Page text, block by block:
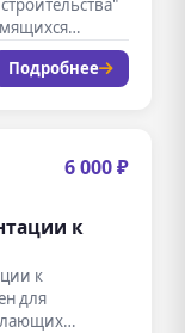
Подробнее
6 000 ₽
к
к
для